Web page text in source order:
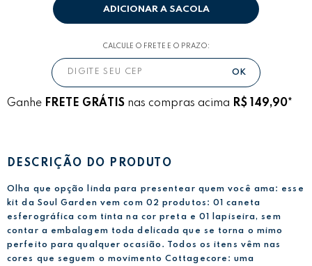
ADICIONAR A SACOLA
CALCULE O FRETE E O PRAZO:
Ganhe FRETE GRÁTIS nas compras acima R$ 149,90*
DESCRIÇÃO DO PRODUTO
Olha que opção linda para presentear quem você ama: esse
kit da Soul Garden vem com 02 produtos: 01 caneta
esferográfica com tinta na cor preta e 01 lapiseira, sem
contar a embalagem toda delicada que se torna o mimo
perfeito para qualquer ocasião. Todos os itens vêm nas
cores que seguem o movimento Cottagecore: uma